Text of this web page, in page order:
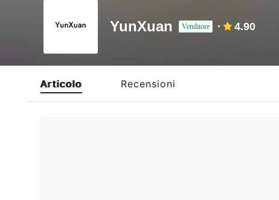
YunXuan Venditore 4.90
Articolo Recensioni